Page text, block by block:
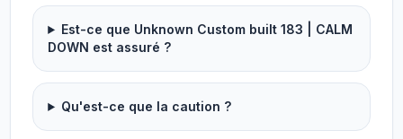
Est-ce que Unknown Custom built 183 | CALM
DOWN est assuré ?
Qu'est-ce que la caution ?